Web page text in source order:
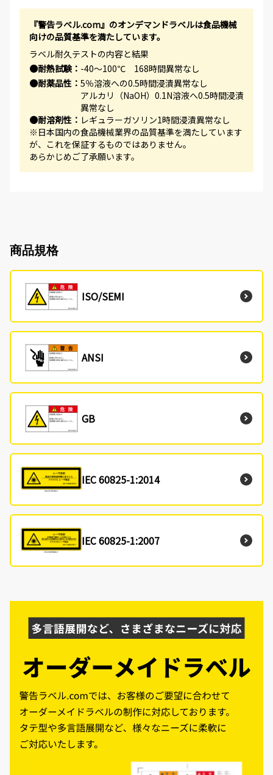
『警告ラベル.com』のオンデマンドラベルは食品機械
向けの品質基準を満たしています。
ラベル耐久テストの内容と結果
●耐熱試験： -40～100℃ 168時間異常なし
●耐薬品性： 5％溶液への0.5時間浸漬異常なし
アルカリ（NaOH）0.1N溶液へ0.5時間浸漬
異常なし
●耐溶剤性： レギュラーガソリン1時間浸漬異常なし
※日本国内の食品機械業界の品質基準を満たしています
が、これを保証するものではありません。
あらかじめご了承願います。
商品規格
ISO/SEMI
ANSI
GB
IEC 60825-1:2014
IEC 60825-1:2007